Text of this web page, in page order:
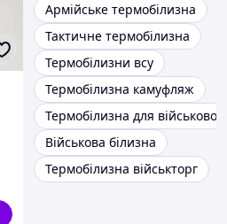
Армійське термобілизна
Тактичне термобілизна
Термобілизни всу
Термобілизна камуфляж
Термобілизна для
Військова білизна
Термобілизна військторг